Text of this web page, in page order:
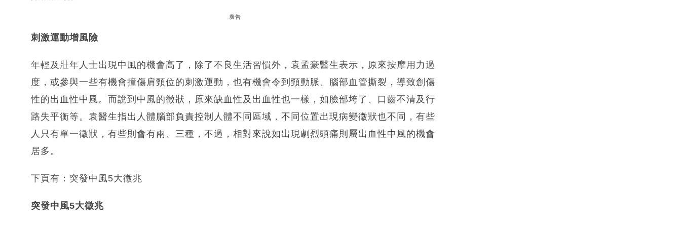
廣告
刺激運動增風險
年輕及壯年人士出現中風的機會高了，除了不良生活習慣外，袁孟豪醫生表示，原來按摩用力過
度，或參與一些有機會撞傷肩頸位的刺激運動，也有機會令到頸動脈、腦部血管撕裂，導致創傷
性的出血性中風。而說到中風的徵狀，原來缺血性及出血性也一樣，如臉部垮了、口齒不清及行
路失平衡等。袁醫生指出人體腦部負責控制人體不同區域，不同位置出現病變徵狀也不同，有些
人只有單一徵狀，有些則會有兩、三種，不過，相對來說如出現劇烈頭痛則屬出血性中風的機會
居多。
下頁有：突發中風5大徵兆
突發中風5大徵兆